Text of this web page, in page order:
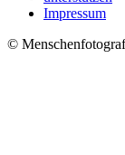
Impressum
©